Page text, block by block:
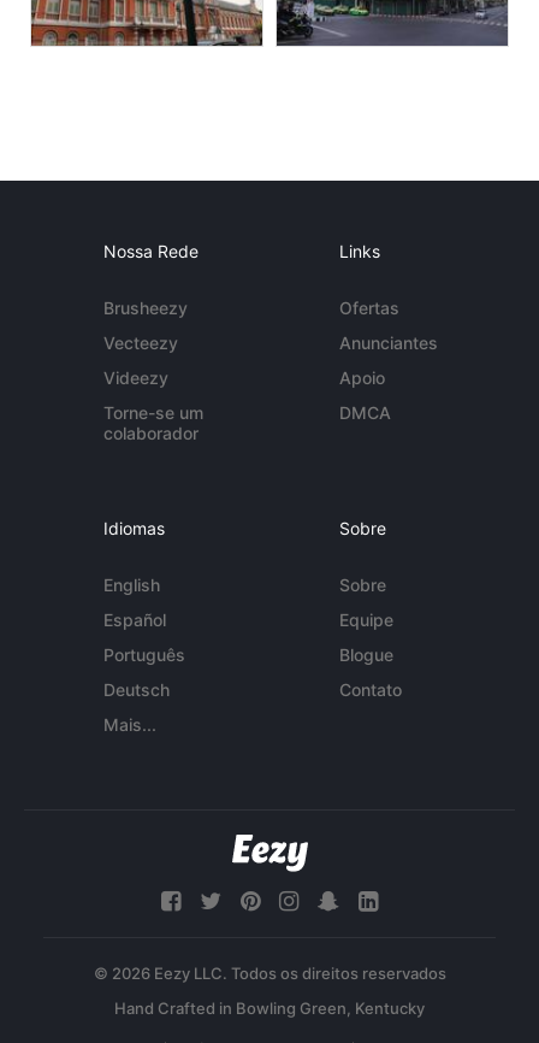
Nossa Rede
Brusheezy
Vecteezy
Videezy
Torne-se um
colaborador
Links
Ofertas
Anunciantes
Apoio
DMCA
Idiomas
English
Español
Português
Deutsch
Mais...
Sobre
Sobre
Equipe
Blogue
Contato
© 2026 Eezy LLC. Todos os direitos reservados